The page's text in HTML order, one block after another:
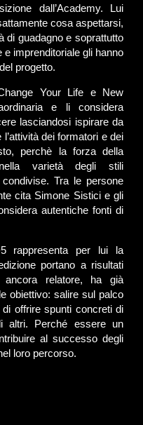
dall’Academy. Lui
cosa aspettarsi,
di guadagno e soprattutto
imprenditoriale gli hanno
progetto.
Your Life e New
e li considera
lasciandosi ispirare da
dei formatori e dei
perchè la forza della
varietà degli stili
Tra le persone
cita Simone Sistici e gli
autentiche fonti di
rappresenta per lui la
portano a risultati
relatore, ha già
obiettivo: salire sul palco
offrire spunti concreti di
altri. Perché essere un
al successo degli
loro percorso.